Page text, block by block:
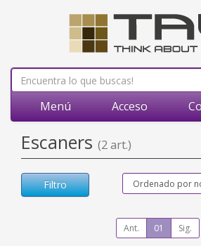
Menú Acceso
Escaners (2 art.)
Filtro
Ant. 01 Sig.